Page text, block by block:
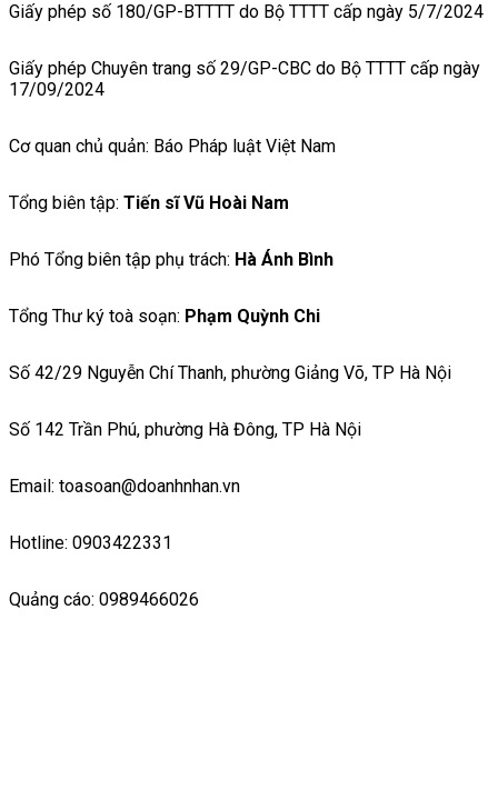
Giấy phép số 180/GP-BTTTT do Bộ TTTT cấp ngày 5/7/2024
Giấy phép Chuyên trang số 29/GP-CBC do Bộ TTTT cấp ngày
17/09/2024
Cơ quan chủ quản: Báo Pháp luật Việt Nam
Tổng biên tập: Tiến sĩ Vũ Hoài Nam
Phó Tổng biên tập phụ trách: Hà Ánh Bình
Tổng Thư ký toà soạn: Phạm Quỳnh Chi
Số 42/29 Nguyễn Chí Thanh, phường Giảng Võ, TP Hà Nội
Số 142 Trần Phú, phường Hà Đông, TP Hà Nội
Email: toasoan@doanhnhan.vn
Hotline: 0903422331
Quảng cáo: 0989466026